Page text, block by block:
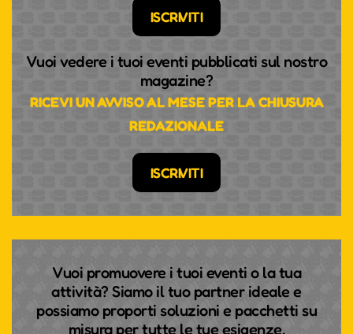
ISCRIVITI
Vuoi vedere i tuoi eventi pubblicati sul nostro
magazine?
RICEVI UN AVVISO AL MESE PER LA CHIUSURA
REDAZIONALE
ISCRIVITI
Vuoi promuovere i tuoi eventi o la tua
attività? Siamo il tuo partner ideale e
possiamo proporti soluzioni e pacchetti su
misura per tutte le tue esigenze.